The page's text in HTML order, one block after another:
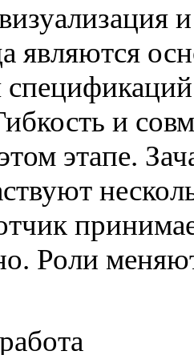
являются
и
этапе.
Роли